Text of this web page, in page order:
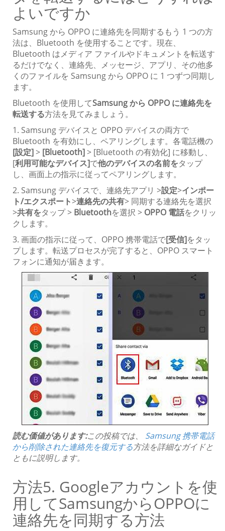
よいですか
Samsung から OPPO に連絡先を同期するもう 1 つの方
法は、Bluetooth を使用することです。現在、
Bluetooth はメディア ファイルやドキュメントを転送す
るだけでなく、連絡先、メッセージ、アプリ、その他多
くのファイルを Samsung から OPPO に 1 つずつ同期し
ます。
Bluetooth を使用してSamsung から OPPO に連絡先を
転送する方法を見てみましょう。
1. Samsung デバイスと OPPO デバイスの両方で
Bluetooth を有効にし、ペアリングします。各電話機の
[設定]> [Bluetooth]> [Bluetooth の有効化] に移動し、
[利用可能なデバイス]で他のデバイスの名前をタップ
し、画面上の指示に従ってペアリングします。
2. Samsung デバイスで、連絡先アプリ >設定>インポー
ト/エクスポート>連絡先の共有> 同期する連絡先を選択
>共有をタップ > Bluetoothを選択 > OPPO 電話をクリッ
クします。
3. 画面の指示に従って、OPPO 携帯電話で[受信]をタッ
プします。転送プロセスが完了すると、OPPO スマート
フォンに通知が届きます。
読む価値があります:この投稿では、 Samsung 携帯電話
から削除された連絡先を復元する方法を詳細なガイドと
ともに説明します。
方法5. Googleアカウントを使
用してSamsungからOPPOに
連絡先を同期する方法